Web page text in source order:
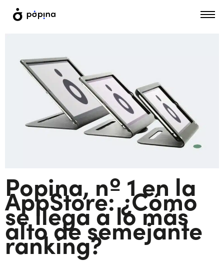
Popina, nº 1 en la
AppStore: ¿Cómo
se llega a lo más
alto de semejante
ranking?